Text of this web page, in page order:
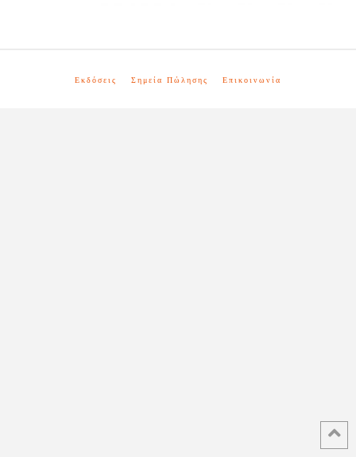
Εκδόσεις Σημεία Πώλησης Επικοινωνία